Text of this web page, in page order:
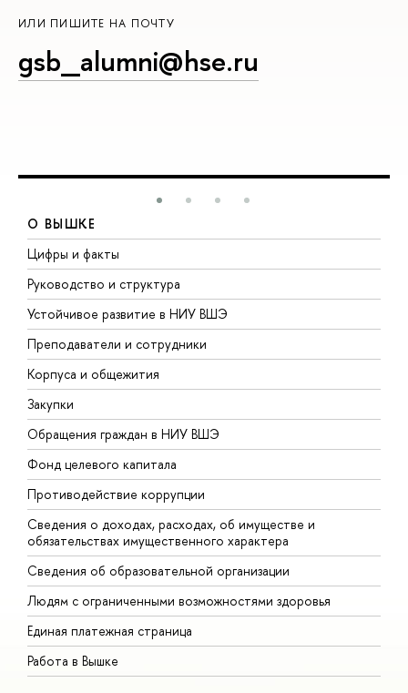
ИЛИ ПИШИТЕ НА ПОЧТУ
gsb_alumni@hse.ru
О ВЫШКЕ
Цифры и факты
Руководство и структура
Устойчивое развитие в НИУ ВШЭ
Преподаватели и сотрудники
Корпуса и общежития
Закупки
Обращения граждан в НИУ ВШЭ
Фонд целевого капитала
Противодействие коррупции
Сведения о доходах, расходах, об имуществе и
обязательствах имущественного характера
Сведения об образовательной организации
Людям с ограниченными возможностями здоровья
Единая платежная страница
Работа в Вышке